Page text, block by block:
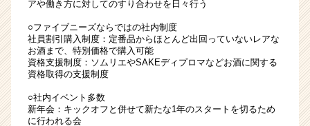
アや働き方に対してのすり合わせを日々行う
○ファイブニーズならではの社内制度
社員割引購入制度：定番品からほとんど出回っていないレアな
お酒まで、特別価格で購入可能
資格支援制度：ソムリエやSAKEディプロマなどお酒に関する
資格取得の支援制度
○社内イベント多数
新年会：キックオフと併せて新たな1年のスタートを切るため
に行われる会